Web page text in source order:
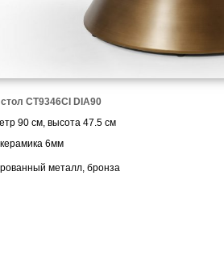
CT9346CI DIA90
90 см, высота 47.5 см
6мм
металл, бронза